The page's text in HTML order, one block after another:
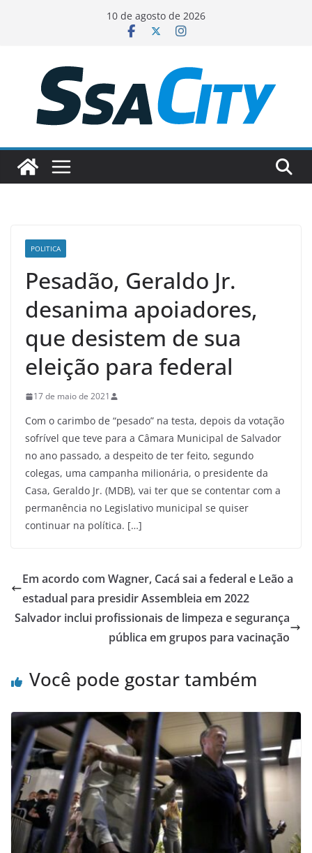
conteúdo
10 de agosto de 2026
POLITICA
Pesadão, Geraldo Jr.
desanima apoiadores,
que desistem de sua
eleição para federal
17 de maio de 2021
Com o carimbo de “pesado” na testa, depois da votação
sofrível que teve para a Câmara Municipal de Salvador
no ano passado, a despeito de ter feito, segundo
colegas, uma campanha milionária, o presidente da
Casa, Geraldo Jr. (MDB), vai ter que se contentar com a
permanência no Legislativo municipal se quiser
continuar na política. […]
Em acordo com Wagner, Cacá sai a federal e Leão a
estadual para presidir Assembleia em 2022
Salvador inclui profissionais de limpeza e segurança
pública em grupos para vacinação
Você pode gostar também